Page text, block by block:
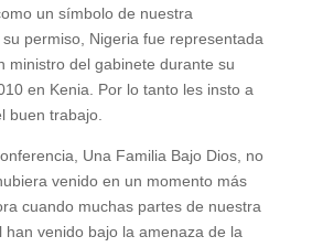
un símbolo de nuestra
permiso, Nigeria fue representada
ministro del gabinete durante su
en Kenia. Por lo tanto les insto a
buen trabajo.
Una Familia Bajo Dios, no
venido en un momento más
cuando muchas partes de nuestra
han venido bajo la amenaza de la